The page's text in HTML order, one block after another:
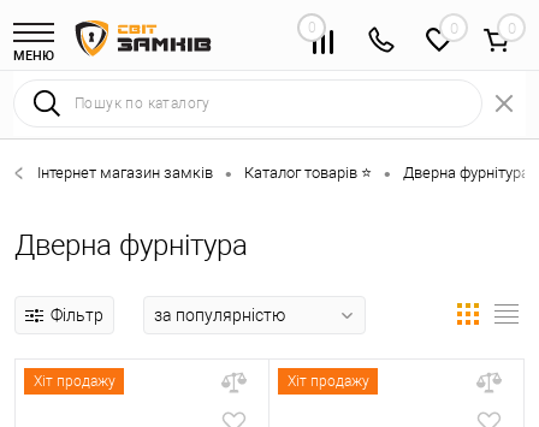
МЕНЮ
0 0
Інтернет магазин замків • Каталог товарів ⭐ • Дверна фурнітура
Дверна фурнітура
Фільтр
Хіт продажу Хіт продажу